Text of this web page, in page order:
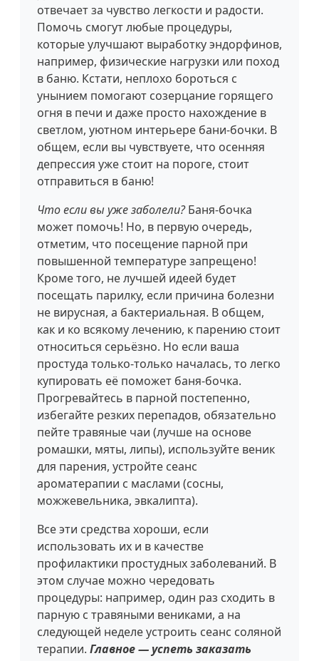
отвечает за чувство легкости и радости.
Помочь смогут любые процедуры,
которые улучшают выработку эндорфинов,
например, физические нагрузки или поход
в баню. Кстати, неплохо бороться с
унынием помогают созерцание горящего
огня в печи и даже просто нахождение в
светлом, уютном интерьере бани-бочки. В
общем, если вы чувствуете, что осенняя
депрессия уже стоит на пороге, стоит
отправиться в баню!
Что если вы уже заболели?Баня-бочка
может помочь! Но, в первую очередь,
отметим, что посещение парной при
повышенной температуре запрещено!
Кроме того, не лучшей идеей будет
посещать парилку, если причина болезни
не вирусная, а бактериальная. В общем,
как и ко всякому лечению, к парению стоит
относиться серьёзно. Но если ваша
простуда только-только началась, то легко
купировать её поможет баня-бочка.
Прогревайтесь в парной постепенно,
избегайте резких перепадов, обязательно
пейте травяные чаи (лучше на основе
ромашки, мяты, липы), используйте веник
для парения, устройте сеанс
ароматерапии с маслами (сосны,
можжевельника, эвкалипта).
Все эти средства хороши, если
использовать их и в качестве
профилактики простудных заболеваний. В
этом случае можно чередовать
процедуры: например, один раз сходить в
парную с травяными вениками, а на
следующей неделе устроить сеанс соляной
терапии. Главное — успеть заказать